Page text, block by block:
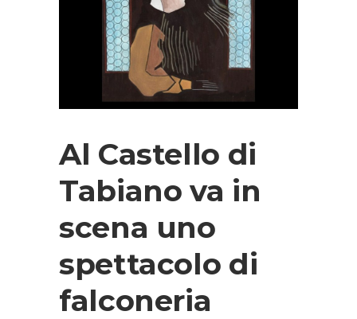
Al Castello di
Tabiano va in
scena uno
spettacolo di
falconeria